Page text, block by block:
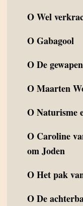
OWel
OGabagool
ODe
OMaarten
ONaturisme
O Caroline
om Joden
OHet pak
ODe